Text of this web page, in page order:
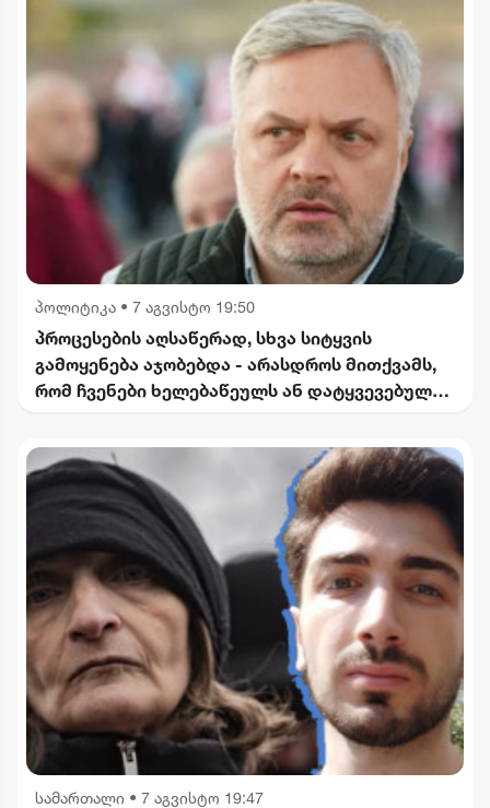
პოლიტიკა • 7 აგვისტო 19:50
პროცესების აღსაწერად, სხვა სიტყვის
გამოყენება აჯობებდა - არასდროს მითქვამს,
რომ ჩვენები ხელებაწეულს ან დატყვევებულს
სამართალი • 7 აგვისტო 19:47